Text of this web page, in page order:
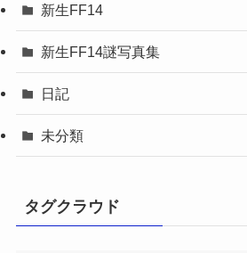
新生FF14
新生FF14謎写真集
日記
未分類
タグクラウド